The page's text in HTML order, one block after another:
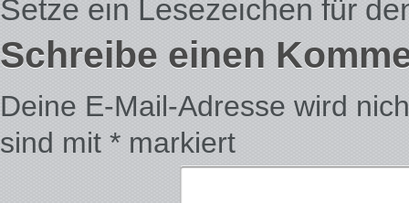
Setze ein Lesezeichen für
Schreibe einen
Deine E-Mail-Adresse wird
sind mit * markiert